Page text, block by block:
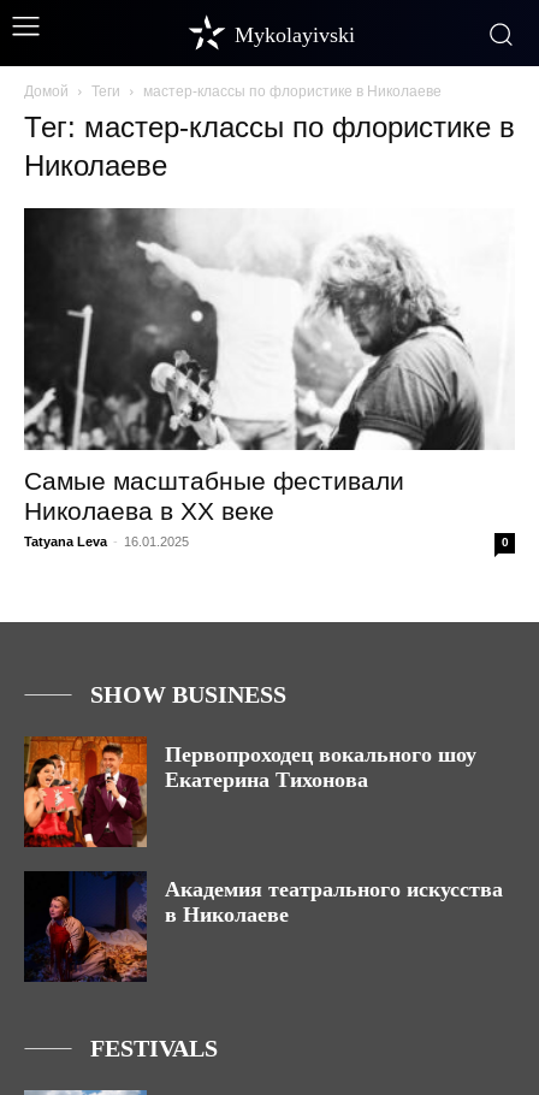
Mykolayivski
Домой Теги мастер-классы по флористике в Николаеве
Тег: мастер-классы по флористике в
Николаеве
Самые масштабные фестивали
Николаева в XX веке
Tatyana Leva - 16.01.2025 0
SHOW BUSINESS
Первопроходец вокального шоу
Екатерина Тихонова
Академия театрального искусства
в Николаеве
FESTIVALS